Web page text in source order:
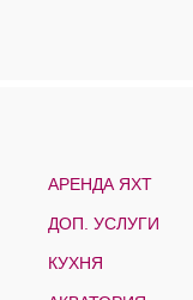
АРЕНДА ЯХТ
ДОП. УСЛУГИ
КУХНЯ